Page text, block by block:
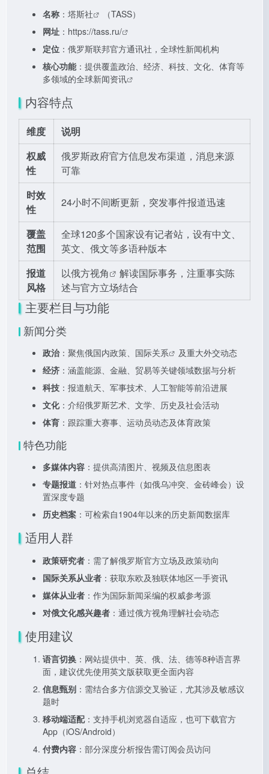
名称 ： 塔斯社
（TASS）
网址 ： https://tass.ru/
定位 ：俄罗斯联邦官方通讯社，全球性新闻机构
核心功能：提供覆盖政治、经济、科技、文化、体育等
多领域的全球新闻资讯
内容特点
维度
说明
权威
性
俄罗斯政府官方信息发布渠道，消息来源
可靠
时效
性
24小时不间断更新，突发事件报道迅速
覆盖
范围
全球120多个国家设有记者站，设有中文、
英文、俄文等多语种版本
报道
风格
以俄方视角
解读国际事务，注重事实陈
述与官方立场结合
主要栏目与功能
新闻分类
政治：聚焦俄国内政策、 国际关系
及重大外交动态
经济 ：涵盖能源、金融、贸易等关键领域数据与分析
科技 ：报道航天、军事技术、人工智能等前沿进展
文化：介绍俄罗斯艺术、文学、历史及社会活动
体育 ：跟踪重大赛事、运动员动态及体育政策
特色功能
多媒体内容 ：提供高清图片、视频及信息图表
专题报道 ：针对热点事件（如俄乌冲突、金砖峰会）设
置深度专题
历史档案 ：可检索自1904年以来的历史新闻数据库
适用人群
政策研究者 ：需了解俄罗斯官方立场及政策动向
国际关系从业者 ：获取东欧及独联体地区一手资讯
媒体从业者 ：作为国际新闻采编的权威参考源
对俄文化感兴趣者 ：通过俄方视角理解社会动态
使用建议
语言切换 ：网站提供中、英、俄、法、德等8种语言界
面，建议优先使用英文版获取更全面内容
信息甄别 ：需结合多方信源交叉验证，尤其涉及敏感议
题时
移动端适配：支持手机浏览器自适应，也可下载官方
App（iOS/Android）
付费内容 ：部分深度分析报告需订阅会员访问